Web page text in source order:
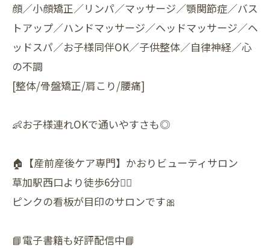
顔／小顔矯正／リンパ／マッサージ／顎関節症／バス
トアップ／ハンドマッサージ／ヘッドマッサージ／ヘ
ッドスパ／お子様同伴OK／子供整体／自律神経／心
の不調
[整体/骨盤矯正/肩こり/腰痛]
👶お子様連れOKで通いやすさも◎
🏠【産前産後ケア専門】かおりビューティサロン
草加駅西口より徒歩6分🚶‍♀️
ピンクの看板が目印のサロンです🎀
📘電子書籍も好評配信中📘